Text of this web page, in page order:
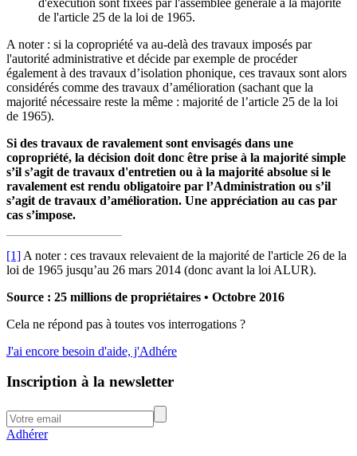
de l'article 25 de la loi de 1965.
A noter : si la copropriété va au-delà des travaux imposés par
l'autorité administrative et décide par exemple de procéder
également à des travaux d’isolation phonique, ces travaux sont alors
considérés comme des travaux d’amélioration (sachant que la
majorité nécessaire reste la même : majorité de l’article 25 de la loi
de 1965).
Si des travaux de ravalement sont envisagés dans une
copropriété, la décision doit donc être prise à la majorité simple
s’il s’agit de travaux d'entretien ou à la majorité absolue si le
ravalement est rendu obligatoire par l’Administration ou s’il
s’agit de travaux d’amélioration. Une appréciation au cas par
cas s’impose.
[1] A noter : ces travaux relevaient de la majorité de l'article 26 de la
loi de 1965 jusqu’au 26 mars 2014 (donc avant la loi ALUR).
Source : 25 millions de propriétaires • Octobre 2016
Cela ne répond pas à toutes vos interrogations ?
J'ai encore besoin d'aide, j'Adhére
Inscription à la newsletter
Adhérer